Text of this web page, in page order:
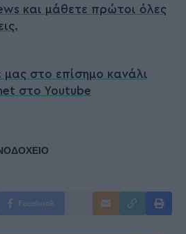
και μάθετε πρώτοι όλες
μας στο επίσημο κανάλι
στο Youtube
Facebook